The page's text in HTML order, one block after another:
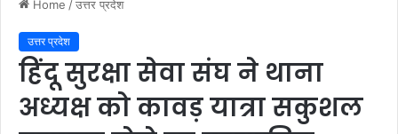
Home /उत्तर प्रदेश
उत्तर प्रदेश
हिंदू सुरक्षा सेवा संघ ने थाना
अध्यक्ष को कावड़ यात्रा सकुशल